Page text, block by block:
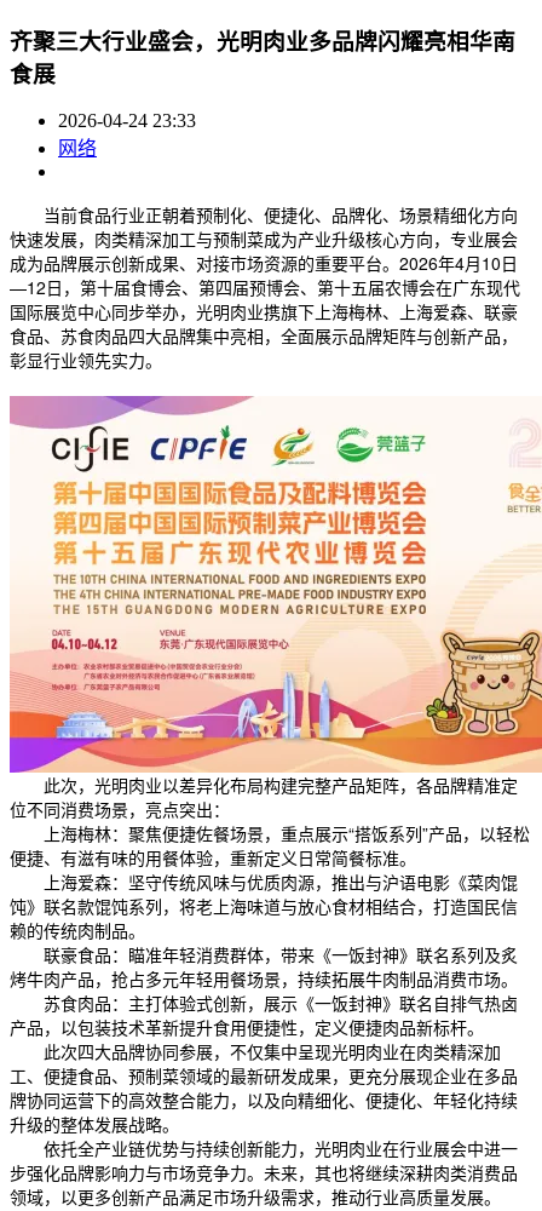
齐聚三大行业盛会，光明肉业多品牌闪耀亮相华南
食展
2026-04-24 23:33
网络
当前食品行业正朝着预制化、便捷化、品牌化、场景精细化方向
快速发展，肉类精深加工与预制菜成为产业升级核心方向，专业展会
成为品牌展示创新成果、对接市场资源的重要平台。2026年4月10日
—12日，第十届食博会、第四届预博会、第十五届农博会在广东现代
国际展览中心同步举办，光明肉业携旗下上海梅林、上海爱森、联豪
食品、苏食肉品四大品牌集中亮相，全面展示品牌矩阵与创新产品，
彰显行业领先实力。
此次，光明肉业以差异化布局构建完整产品矩阵，各品牌精准定
位不同消费场景，亮点突出：
上海梅林：聚焦便捷佐餐场景，重点展示“搭饭系列”产品，以轻松
便捷、有滋有味的用餐体验，重新定义日常简餐标准。
上海爱森：坚守传统风味与优质肉源，推出与沪语电影《菜肉馄
饨》联名款馄饨系列，将老上海味道与放心食材相结合，打造国民信
赖的传统肉制品。
联豪食品：瞄准年轻消费群体，带来《一饭封神》联名系列及炙
烤牛肉产品，抢占多元年轻用餐场景，持续拓展牛肉制品消费市场。
苏食肉品：主打体验式创新，展示《一饭封神》联名自排气热卤
产品，以包装技术革新提升食用便捷性，定义便捷肉品新标杆。
此次四大品牌协同参展，不仅集中呈现光明肉业在肉类精深加
工、便捷食品、预制菜领域的最新研发成果，更充分展现企业在多品
牌协同运营下的高效整合能力，以及向精细化、便捷化、年轻化持续
升级的整体发展战略。
依托全产业链优势与持续创新能力，光明肉业在行业展会中进一
步强化品牌影响力与市场竞争力。未来，其也将继续深耕肉类消费品
领域，以更多创新产品满足市场升级需求，推动行业高质量发展。